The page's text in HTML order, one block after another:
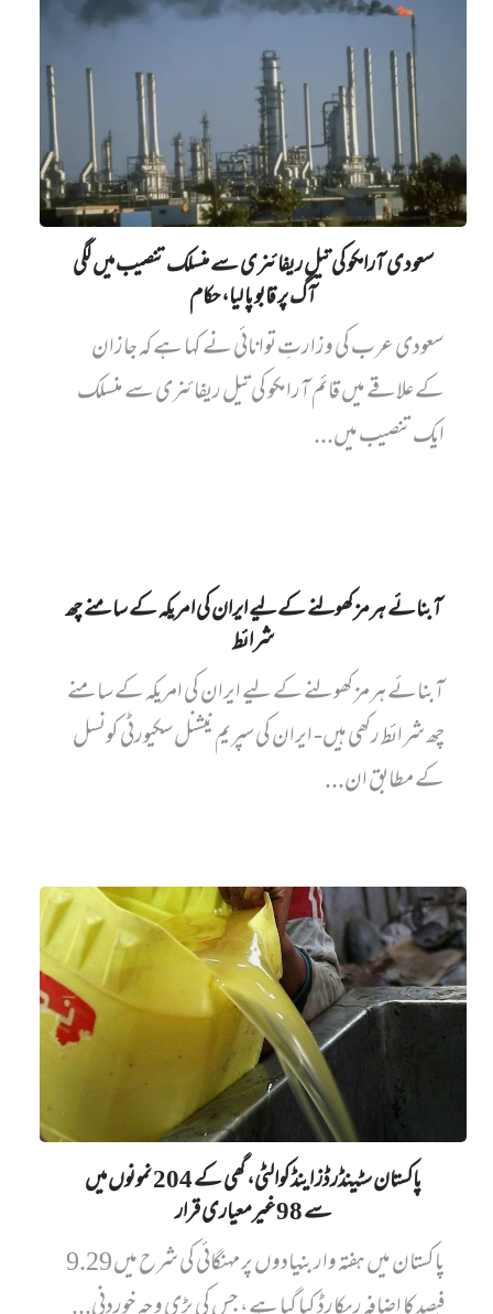
سعودی آرامکو کی تیل ریفائنری سے منسلک تنصیب میں‌ لگی
آگ پر قابو پا لیا، حکام
سعودی عرب کی وزارتِ توانائی نے کہا ہے کہ جازان
کے علاقے میں قائم آرامکو کی تیل ریفائنری سے منسلک
ایک تنصیب میں...
آبنائے ہرمز کھولنے کے لیے ایران کی امریکہ کے سامنے چھ
شرائط
آبنائے ہرمز کھولنے کے لیے ایران کی امریکہ کے سامنے
چھ شرائط رکھی ہیں- ایران کی سپریم نیشنل سکیورٹی کونسل
کے مطابق ان...
پاکستان سٹینڈرڈز اینڈ کوالٹی، گھی کے 204 نمونوں میں‌
سے 98 غیرمعیاری قرار
پاکستان میں ہفتہ وار بنیادوں پر مہنگائی کی شرح میں 9.29